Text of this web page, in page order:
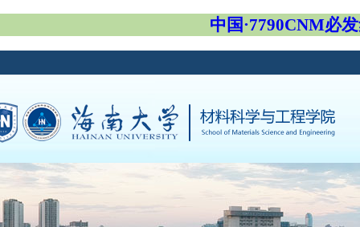
中国·7790CNM必